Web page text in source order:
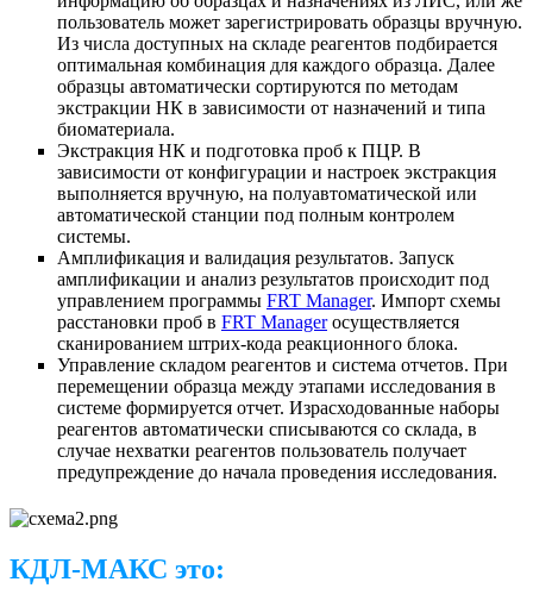
пользователь может зарегистрировать образцы вручную.
Из числа доступных на складе реагентов подбирается
оптимальная комбинация для каждого образца. Далее
образцы автоматически сортируются по методам
экстракции НК в зависимости от назначений и типа
биоматериала.
Экстракция НК и подготовка проб к ПЦР. В
зависимости от конфигурации и настроек экстракция
выполняется вручную, на полуавтоматической или
автоматической станции под полным контролем
системы.
Амплификация и валидация результатов. Запуск
амплификации и анализ результатов происходит под
управлением программы FRT Manager. Импорт схемы
расстановки проб в FRT Managerосуществляется
сканированием штрих-кода реакционного блока.
Управление складом реагентов и система отчетов. При
перемещении образца между этапами исследования в
системе формируется отчет. Израсходованные наборы
реагентов автоматически списываются со склада, в
случае нехватки реагентов пользователь получает
предупреждение до начала проведения исследования.
КДЛ-МАКС это: